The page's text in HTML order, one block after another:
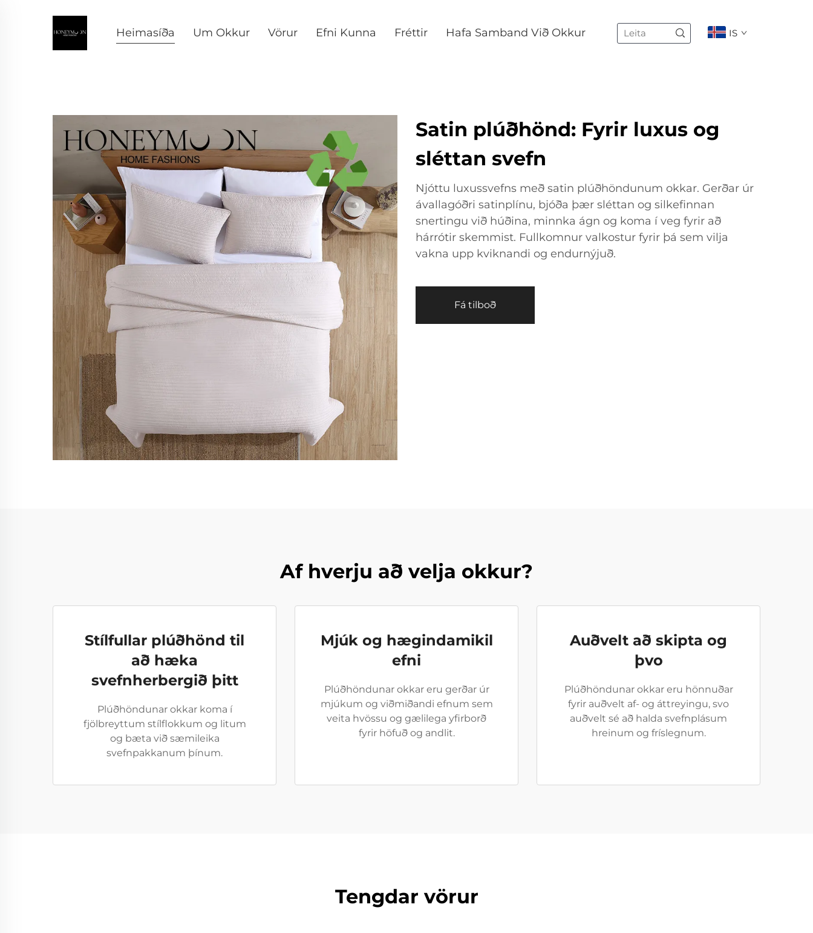
Heimasíða Um Okkur Vörur Efni Kunna Fréttir Hafa Samband Við Okkur IS
Satin plúðhönd: Fyrir luxus og
sléttan svefn
Njóttu luxussvefns með satin plúðhöndunum okkar. Gerðar úr
ávallagóðri satinplínu, bjóða þær sléttan og silkefinnan
snertingu við húðina, minnka ágn og koma í veg fyrir að
hárrótir skemmist. Fullkomnur valkostur fyrir þá sem vilja
vakna upp kviknandi og endurnýjuð.
Fá tilboð
Af hverju að velja okkur?
Stílfullar plúðhönd til
að hæka
svefnherbergið þitt
Plúðhöndunar okkar koma í
fjölbreyttum stílflokkum og litum
og bæta við sæmileika
svefnpakkanum þínum.
Mjúk og hægindamikil
efni
Plúðhöndunar okkar eru gerðar úr
mjúkum og viðmiðandi efnum sem
veita hvössu og gælilega yfirborð
fyrir höfuð og andlit.
Auðvelt að skipta og
þvo
Plúðhöndunar okkar eru hönnuðar
fyrir auðvelt af- og áttreyingu, svo
auðvelt sé að halda svefnplásum
hreinum og fríslegnum.
Tengdar vörur